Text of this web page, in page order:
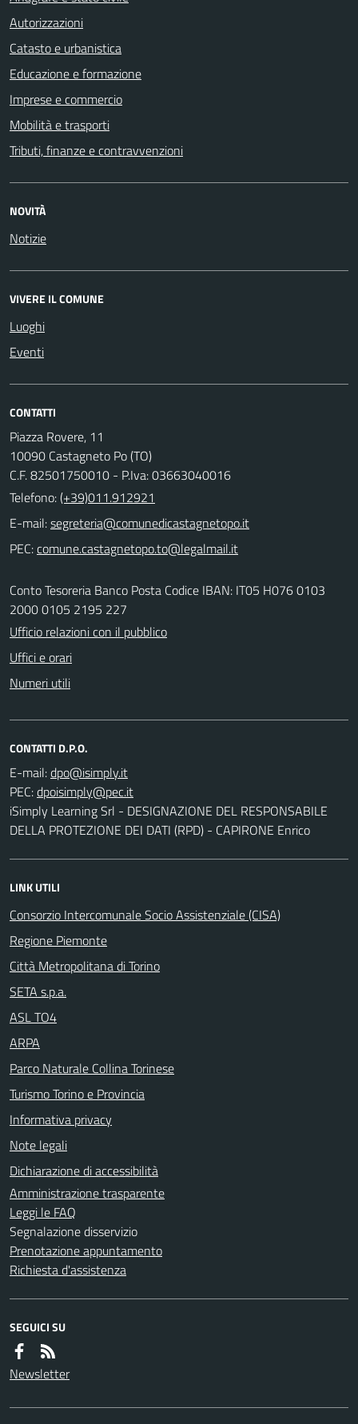
Autorizzazioni
Catasto e urbanistica
Educazione e formazione
Imprese e commercio
Mobilità e trasporti
Tributi, finanze e contravvenzioni
NOVITÀ
Notizie
VIVERE IL COMUNE
Luoghi
Eventi
CONTATTI
Piazza Rovere, 11
10090 Castagneto Po (TO)
C.F. 82501750010 - P.Iva: 03663040016
Telefono:(+39)011.912921
E-mail:
PEC:
Conto Tesoreria Banco Posta Codice IBAN: IT05 H076 0103
2000 0105 2195 227
Ufficio relazioni con il pubblico
Uffici e orari
Numeri utili
CONTATTI D.P.O.
E-mail:
PEC:
iSimply Learning Srl - DESIGNAZIONE DEL RESPONSABILE
DELLA PROTEZIONE DEI DATI (RPD) - CAPIRONE Enrico
LINK UTILI
Consorzio Intercomunale Socio Assistenziale (CISA)
Regione Piemonte
Città Metropolitana di Torino
SETA s.p.a.
ASL TO4
ARPA
Parco Naturale Collina Torinese
Turismo Torino e Provincia
Informativa privacy
Note legali
Dichiarazione di accessibilità
Amministrazione trasparente
Leggi le FAQ
Segnalazione disservizio
Prenotazione appuntamento
Richiesta d'assistenza
SEGUICI SU
Newsletter